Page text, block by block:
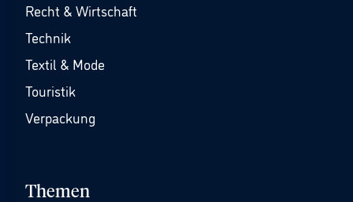
Recht & Wirtschaft
Technik
Textil & Mode
Touristik
Verpackung
Themen